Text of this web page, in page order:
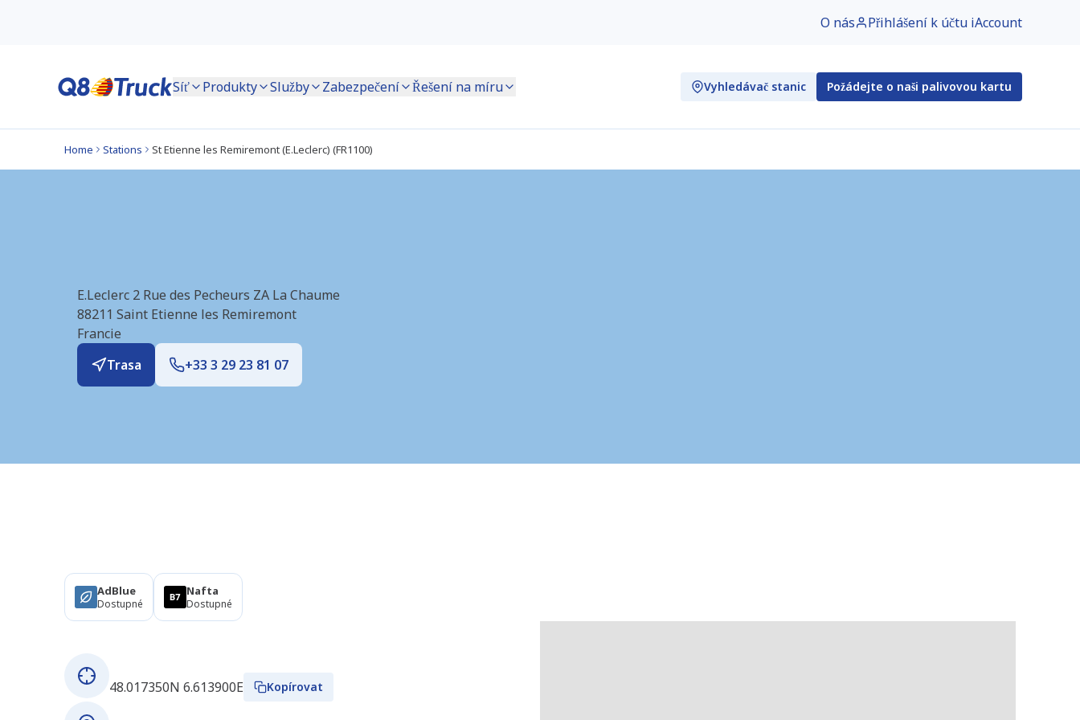
O nás Přihlášení k účtu iAccount
Síť Produkty Služby Zabezpečení Řešení na míru Vyhledávač stanic Požádejte o naši palivovou kartu
Home Stations St Etienne les Remiremont (E.Leclerc) (FR1100)
E.Leclerc 2 Rue des Pecheurs ZA La Chaume
88211 Saint Etienne les Remiremont
Francie
Trasa
+33 3 29 23 81 07
AdBlue
Dostupné
Nafta
Dostupné
48.017350N 6.613900E
Kopírovat